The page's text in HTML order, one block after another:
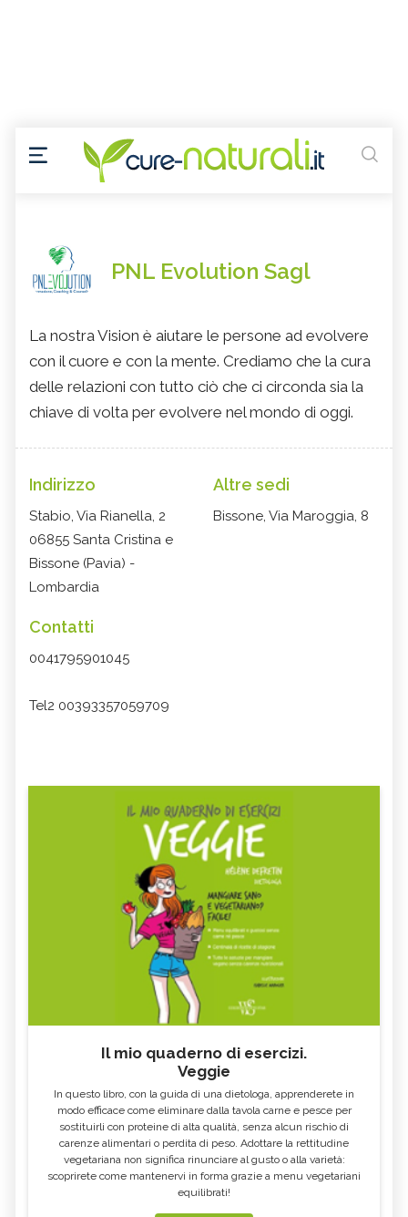
PNL Evolution Sagl
La nostra Vision è aiutare le persone ad evolvere
con il cuore e con la mente. Crediamo che la cura
delle relazioni con tutto ciò che ci circonda sia la
chiave di volta per evolvere nel mondo di oggi.
Indirizzo
Stabio, Via Rianella, 2
06855 Santa Cristina e
Bissone (Pavia) -
Lombardia
Altre sedi
Bissone, Via Maroggia, 8
Contatti
0041795901045
Tel2 00393357059709
Il mio quaderno di esercizi.
Veggie
In questo libro, con la guida di una dietologa, apprenderete in
modo efficace come eliminare dalla tavola carne e pesce per
sostituirli con proteine di alta qualità, senza alcun rischio di
carenze alimentari o perdita di peso. Adottare la rettitudine
vegetariana non significa rinunciare al gusto o alla varietà:
scoprirete come mantenervi in forma grazie a menu vegetariani
equilibrati!